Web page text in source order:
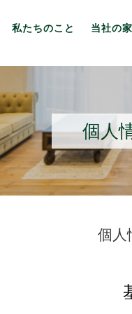
私たちのこと 当社の
個人
個人